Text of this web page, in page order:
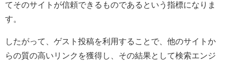
てそのサイトが信頼できるものであるという指標になりま
す。
したがって、ゲスト投稿を利用することで、他のサイトか
らの質の高いリンクを獲得し、その結果として検索エンジ